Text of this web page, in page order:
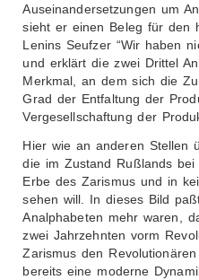
Auseinandersetzungen um
sieht er einen Beleg für den
Lenins Seufzer “Wir haben
und erklärt die zwei Drittel
Merkmal, an dem sich die
Grad der Entfaltung der
Vergesellschaftung der
Hier wie an anderen Stellen
die im Zustand Rußlands
Erbe des Zarismus und in
sehen will. In dieses Bild
Analphabeten mehr waren,
zwei Jahrzehnten vorm
Zarismus den
bereits eine moderne